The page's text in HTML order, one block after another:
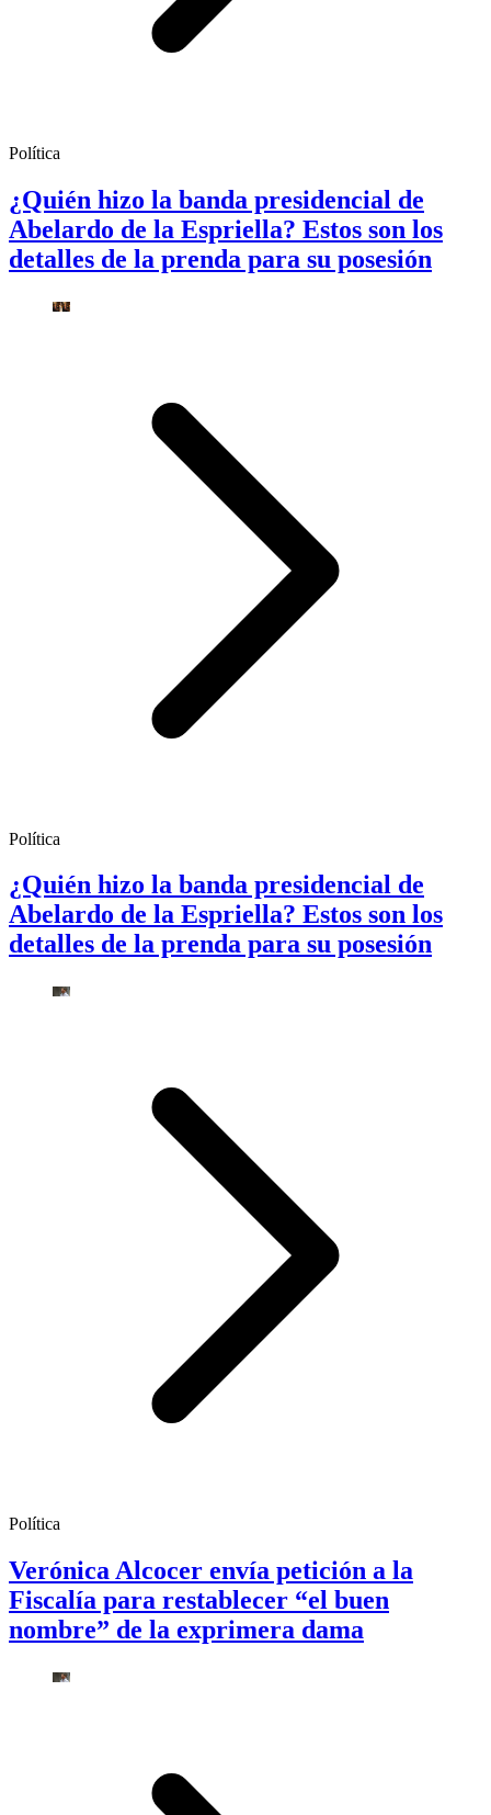
Política
¿Quién hizo la banda presidencial de
Abelardo de la Espriella? Estos son los
detalles de la prenda para su posesión
Política
¿Quién hizo la banda presidencial de
Abelardo de la Espriella? Estos son los
detalles de la prenda para su posesión
Política
Verónica Alcocer envía petición a la
Fiscalía para restablecer “el buen
nombre” de la exprimera dama